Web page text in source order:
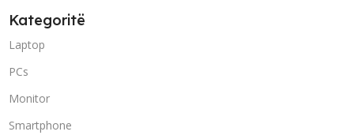
Kategoritë
Laptop
PCs
Monitor
Smartphone